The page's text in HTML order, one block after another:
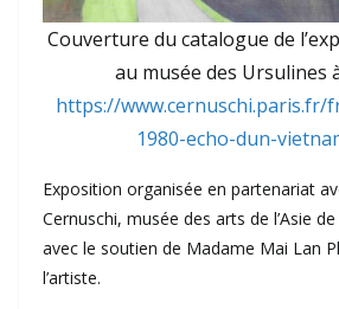
Couverture du catalogue de
au musée des Ursulines
https://www.cernuschi.paris.fr/
1980-echo-dun-
Exposition organisée en partenariat
Cernuschi, musée des arts de l’Asie
avec le soutien de Madame Mai Lan
l’artiste.